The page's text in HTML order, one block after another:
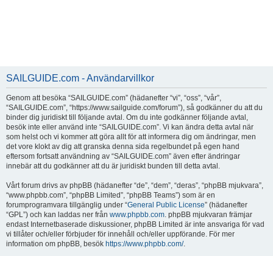
SAILGUIDE.com - Användarvillkor
Genom att besöka “SAILGUIDE.com” (hädanefter “vi”, “oss”, “vår”,
“SAILGUIDE.com”, “https://www.sailguide.com/forum”), så godkänner du att du
binder dig juridiskt till följande avtal. Om du inte godkänner följande avtal,
besök inte eller använd inte “SAILGUIDE.com”. Vi kan ändra detta avtal när
som helst och vi kommer att göra allt för att informera dig om ändringar, men
det vore klokt av dig att granska denna sida regelbundet på egen hand
eftersom fortsatt användning av “SAILGUIDE.com” även efter ändringar
innebär att du godkänner att du är juridiskt bunden till detta avtal.
Vårt forum drivs av phpBB (hädanefter “de”, “dem”, “deras”, “phpBB mjukvara”,
“www.phpbb.com”, “phpBB Limited”, “phpBB Teams”) som är en
forumprogramvara tillgänglig under “General Public License” (hädanefter
“GPL”) och kan laddas ner från www.phpbb.com. phpBB mjukvaran främjar
endast Internetbaserade diskussioner, phpBB Limited är inte ansvariga för vad
vi tillåter och/eller förbjuder för innehåll och/eller uppförande. För mer
information om phpBB, besök https://www.phpbb.com/.